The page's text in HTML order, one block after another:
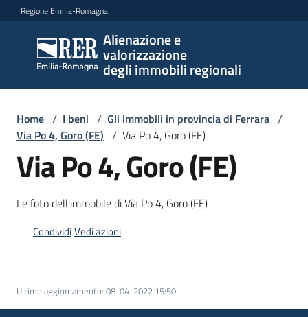
Vai al contenuto
Vai alla navigazione
Vai al footer
Regione Emilia-Romagna
Alienazione e
valorizzazione
degli immobili regionali
Alienazione e
valorizzazione
degli immobili
I
beni
Il
piano
Home / I beni / Gli immobili in provincia di Ferrara /
Via Po 4, Goro (FE) / Via Po 4, Goro (FE)
Via Po 4, Goro (FE)
Le foto dell'immobile di Via Po 4, Goro (FE)
CondividiVedi azioni
Ultimo aggiornamento: 08-04-2022 15:50